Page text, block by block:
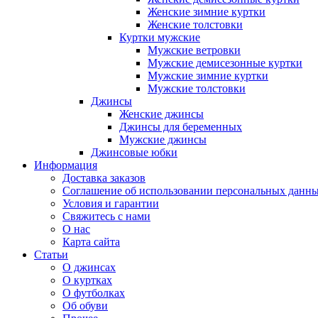
Женские зимние куртки
Женские толстовки
Куртки мужские
Мужские ветровки
Мужские демисезонные куртки
Мужские зимние куртки
Мужские толстовки
Джинсы
Женские джинсы
Джинсы для беременных
Мужские джинсы
Джинсовые юбки
Информация
Доставка заказов
Соглашение об использовании персональных
Условия и гарантии
Свяжитесь с нами
О нас
Карта сайта
Статьи
О джинсах
О куртках
О футболках
Об обуви